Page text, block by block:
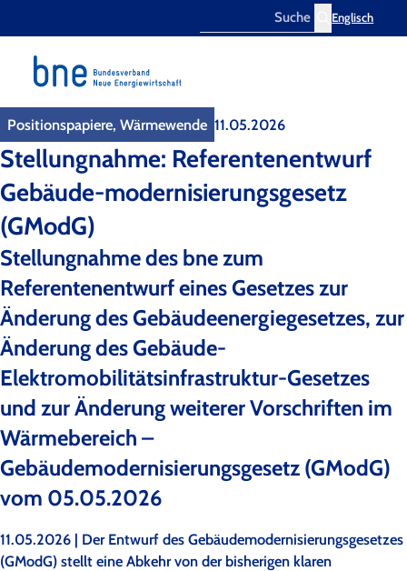
Englisch
Positionspapiere, Wärmewende 11.05.2026
Stellungnahme: Referentenentwurf
Gebäude-modernisierungsgesetz
(GModG)
Stellungnahme des bne zum
Referentenentwurf eines Gesetzes zur
Änderung des Gebäudeenergiegesetzes, zur
Änderung des Gebäude-
Elektromobilitätsinfrastruktur-Gesetzes
und zur Änderung weiterer Vorschriften im
Wärmebereich –
Gebäudemodernisierungsgesetz (GModG)
vom 05.05.2026
11.05.2026 | Der Entwurf des Gebäudemodernisierungsgesetzes
(GModG) stellt eine Abkehr von der bisherigen klaren